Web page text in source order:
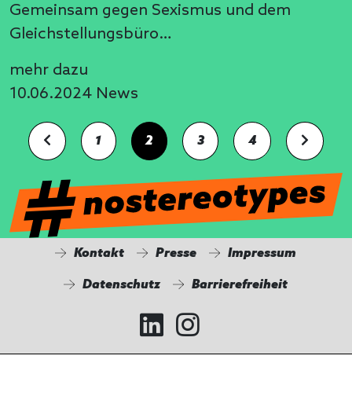
Gemeinsam gegen Sexismus und dem
Gleichstellungsbüro…
mehr dazu
10.06.2024 News
1 2 3 4
Kontakt Presse Impressum
Datenschutz Barrierefreiheit